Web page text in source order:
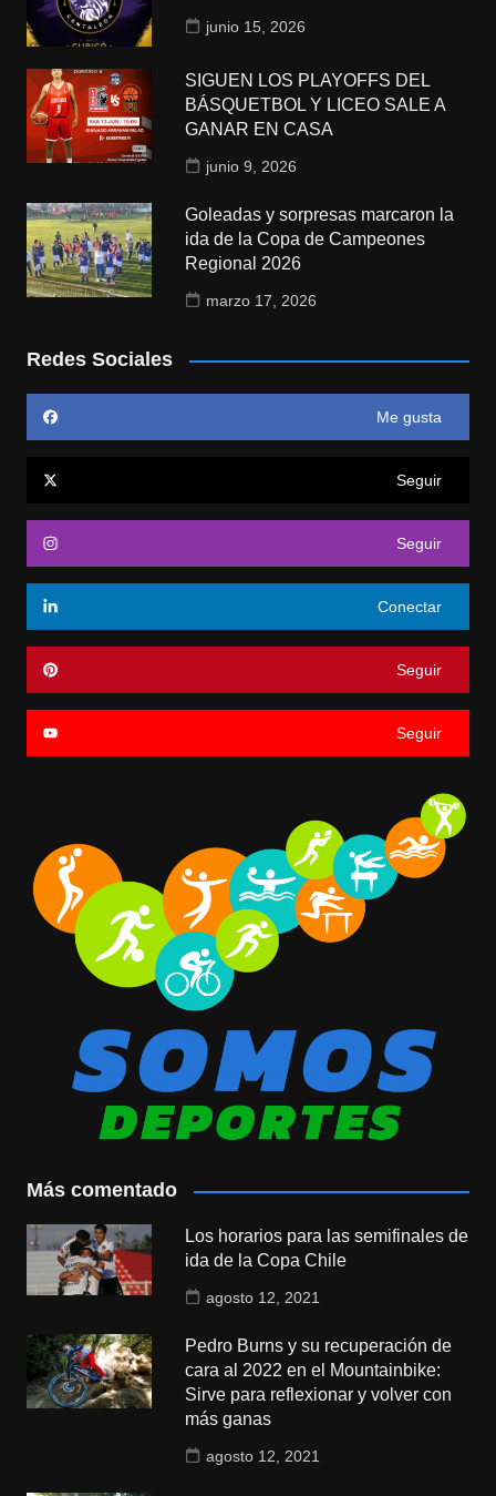
junio 15, 2026
SIGUEN LOS PLAYOFFS DEL
BÁSQUETBOL Y LICEO SALE A
GANAR EN CASA
junio 9, 2026
Goleadas y sorpresas marcaron la
ida de la Copa de Campeones
Regional 2026
marzo 17, 2026
Redes Sociales
Me gusta
Seguir
Seguir
Conectar
Seguir
Seguir
Más comentado
Los horarios para las semifinales de
ida de la Copa Chile
agosto 12, 2021
Pedro Burns y su recuperación de
cara al 2022 en el Mountainbike:
Sirve para reflexionar y volver con
más ganas
agosto 12, 2021